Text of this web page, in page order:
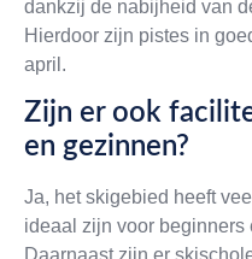
dankzij de nabijheid van
Hierdoor zijn pistes in
april.
Zijn er ook
en gezinnen?
Ja, het skigebied heeft
ideaal zijn voor beginners